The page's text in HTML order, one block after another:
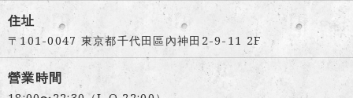
住址
〒101-0047 東京都千代田區內神田2-9-11 2F
營業時間